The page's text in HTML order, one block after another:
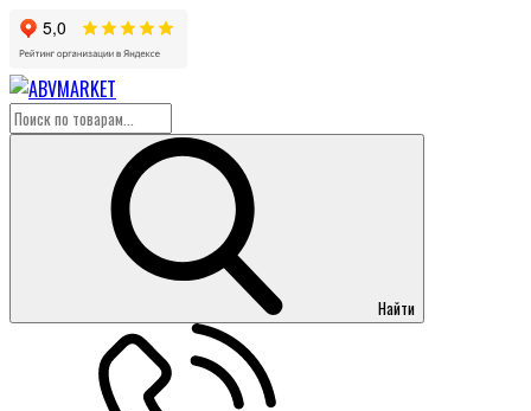
Найти